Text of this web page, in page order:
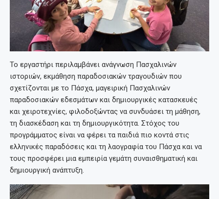
Το εργαστήρι περιλαμβάνει ανάγνωση Πασχαλινών
ιστοριών, εκμάθηση παραδοσιακών τραγουδιών που
σχετίζονται με το Πάσχα, μαγειρική Πασχαλινών
παραδοσιακών εδεσμάτων και δημιουργικές κατασκευές
και χειροτεχνίες, φιλοδοξώντας να συνδυάσει τη μάθηση,
τη διασκέδαση και τη δημιουργικότητα. Στόχος του
προγράμματος είναι να φέρει τα παιδιά πιο κοντά στις
ελληνικές παραδόσεις και τη λαογραφία του Πάσχα και να
τους προσφέρει μια εμπειρία γεμάτη συναισθηματική και
δημιουργική ανάπτυξη.